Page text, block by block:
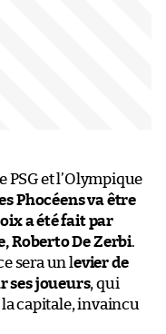
et l’Olympique
Phocéens va être
a été fait par
Roberto De Zerbi.
sera un levier de
ses joueurs, qui
capitale, invaincu